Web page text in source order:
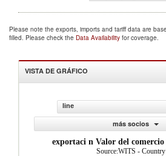
Please note the exports, imports and tariff data are
filled. Please check the Data Availability for coverage.
VISTA DE GRÁFICO
line
más socios
exportaci n Valor del comercio
Source:WITS -